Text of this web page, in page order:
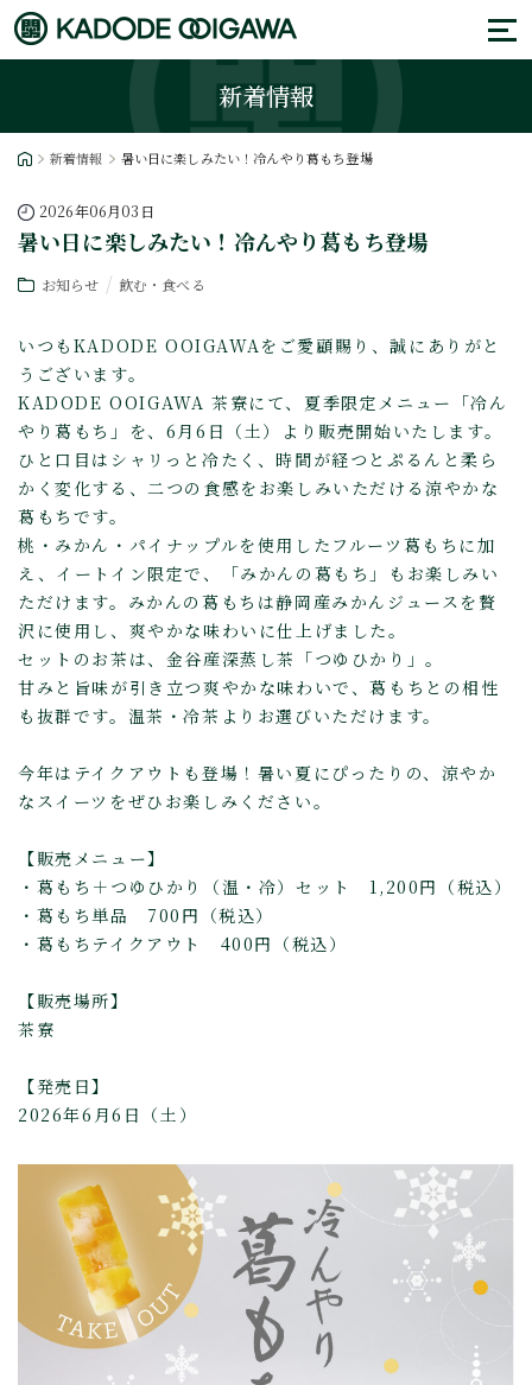
新着情報
新着情報 暑い日に楽しみたい！冷んやり葛もち登場
2026年06月03日
暑い日に楽しみたい！冷んやり葛もち登場
お知らせ 飲む・食べる
いつもKADODE OOIGAWAをご愛顧賜り、誠にありがと
うございます。
KADODE OOIGAWA 茶寮にて、夏季限定メニュー「冷ん
やり葛もち」を、6月6日（土）より販売開始いたします。
ひと口目はシャリっと冷たく、時間が経つとぷるんと柔ら
かく変化する、二つの食感をお楽しみいただける涼やかな
葛もちです。
桃・みかん・パイナップルを使用したフルーツ葛もちに加
え、イートイン限定で、「みかんの葛もち」もお楽しみい
ただけます。みかんの葛もちは静岡産みかんジュースを贅
沢に使用し、爽やかな味わいに仕上げました。
セットのお茶は、金谷産深蒸し茶「つゆひかり」。
甘みと旨味が引き立つ爽やかな味わいで、葛もちとの相性
も抜群です。温茶・冷茶よりお選びいただけます。
今年はテイクアウトも登場！暑い夏にぴったりの、涼やか
なスイーツをぜひお楽しみください。
【販売メニュー】
・葛もち＋つゆひかり（温・冷）セット 1,200円（税込）
・葛もち単品 700円（税込）
・葛もちテイクアウト 400円（税込）
【販売場所】
茶寮
【発売日】
2026年6月6日（土）